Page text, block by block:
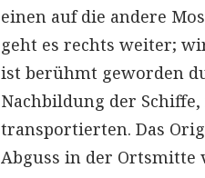
einen auf die andere
geht es rechts weiter;
ist berühmt geworden
Nachbildung der
transportierten. Das
Abguss in der Ortsmitte